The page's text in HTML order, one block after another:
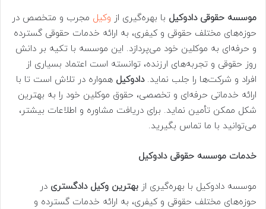
موسسه حقوقی دادوکیل با بهره‌گیری از وکیل مجرب و متخصص در
حوزه‌های مختلف حقوقی و کیفری، به ارائه خدمات حقوقی گسترده
و حرفه‌ای به موکلین خود می‌پردازد. این موسسه با تکیه بر دانش
روز حقوقی و تجربه‌های ارزنده، توانسته است اعتماد بسیاری از
افراد و شرکت‌ها را جلب نماید.دادوکیل همواره در تلاش است تا با
ارائه خدماتی حرفه‌ای و تخصصی، حقوق موکلین خود را به بهترین
شکل ممکن تأمین نماید. برای دریافت مشاوره و اطلاعات بیشتر،
می‌توانید با ما تماس بگیرید.
خدمات موسسه حقوقی دادوکیل
موسسه دادوکیل با بهره‌گیری از بهترین وکیل دادگستری در
حوزه‌های مختلف حقوقی و کیفری، به ارائه خدمات گسترده و